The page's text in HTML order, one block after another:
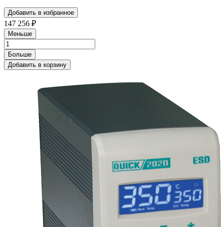
Добавить в избранное
147 256 ₽
Меньше
Больше
Добавить в корзину